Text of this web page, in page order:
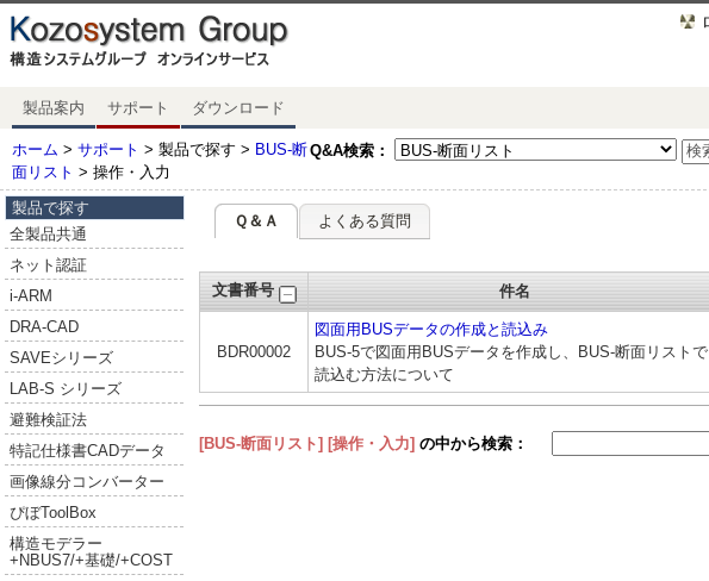
製品案内 サポート ダウンロード
Q&A検索：
ホーム > サポート > 製品で探す > BUS-断
面リスト > 操作・入力
製品で探す
全製品共通
ネット認証
i-ARM
DRA-CAD
SAVEシリーズ
LAB-S シリーズ
避難検証法
特記仕様書CADデータ
画像線分コンバーター
ぴぼToolBox
構造モデラー
+NBUS7/+基礎/+COST
Ｑ＆Ａ
よくある質問
文書番号
件名
BDR00002
図面用BUSデータの作成と読込み
BUS-5で図面用BUSデータを作成し、BUS-断面リストで
読込む方法について
[BUS-断面リスト] [操作・入力] の中から検索：